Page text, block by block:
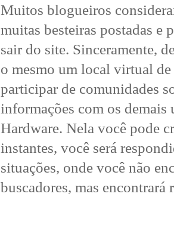
Muitos blogueiros
muitas besteiras postadas e
sair do site. Sinceramente,
o mesmo um local virtual
participar de comunidades
informações com os
Hardware. Nela você pode
instantes, você será
situações, onde você não
buscadores, mas